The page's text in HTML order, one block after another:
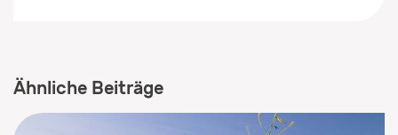
Ähnliche Beiträge